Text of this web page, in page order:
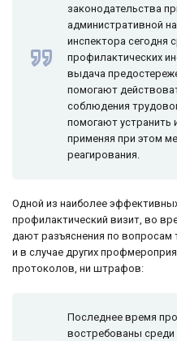
законодательства
административной
инспектора сегодня
профилактических
выдача
помогают
соблюдения
помогают
применяя при этом
реагирования.
Одной из наиболее
профилактический визит, во
дают разъяснения по вопросам
и в случае других
протоколов, ни штрафов:
Последнее время
востребованы среди